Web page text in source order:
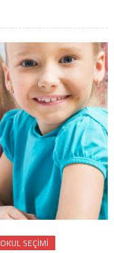
OKUL SEÇIMI